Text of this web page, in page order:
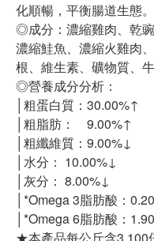
化順暢，平衡腸道生態。
◎成分：濃縮雞肉、乾豌
濃縮鮭魚、濃縮火雞肉
根、維生素、礦物質、
◎營養成分分析：
│粗蛋白質：30.00%↑
│粗脂肪： 9.00%↑
│粗纖維質：9.00%↓
│水分： 10.00%↓
│灰分： 8.00%↓
│*Omega 3脂肪酸：
│*Omega 6脂肪酸：
★本產品每公斤含3,100